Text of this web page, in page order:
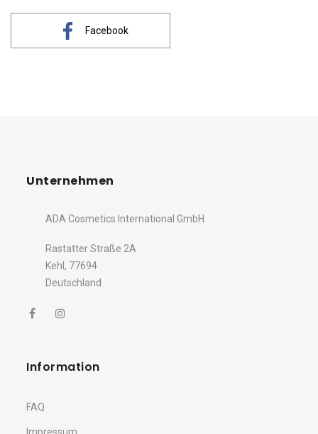
Facebook
Unternehmen
ADA Cosmetics International GmbH
Rastatter Straße 2A
Kehl, 77694
Deutschland
Information
FAQ